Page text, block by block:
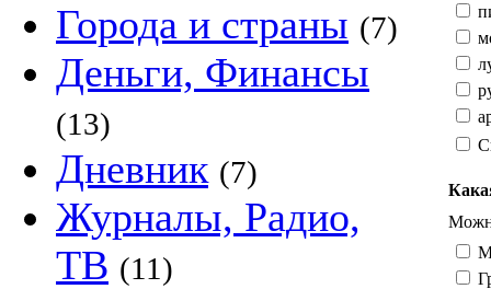
Города и страны (7)
Деньги, Финансы
(13)
Дневник (7)
Журналы, Радио,
ТВ (11)